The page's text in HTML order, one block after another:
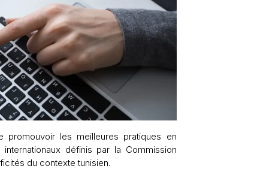
promouvoir les meilleures pratiques en
définis par la Commission
du contexte tunisien.